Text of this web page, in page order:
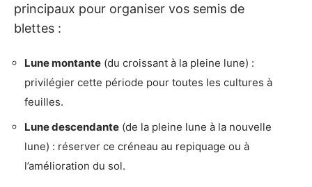
principaux pour organiser vos semis de
blettes :
Lune montante (du croissant à la pleine lune) :
privilégier cette période pour toutes les cultures à
feuilles.
Lune descendante (de la pleine lune à la nouvelle
lune) : réserver ce créneau au repiquage ou à
l’amélioration du sol.